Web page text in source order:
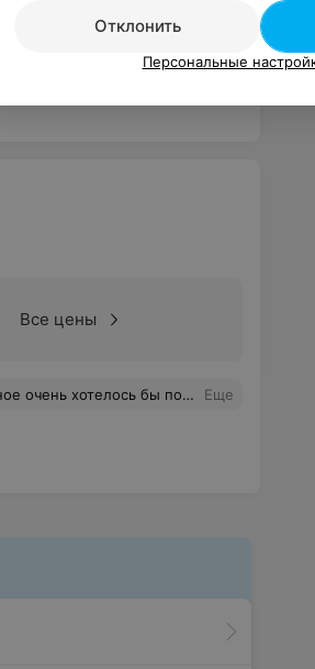
мастер Анастасия, теперь я только к ней. Спасибо сердечное! С уважением Татьяна
Все цены
с таким столкнулась, когда не замазали , а ушла со смытым тональником ))) Еще
Отклонить
Персональные